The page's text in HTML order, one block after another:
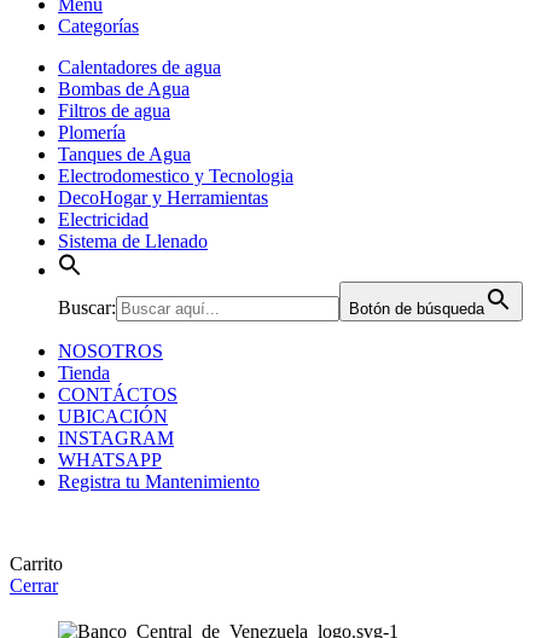
Menú
Categorías
Calentadores de agua
Bombas de Agua
Filtros de agua
Plomería
Tanques de Agua
Electrodomestico y Tecnologia
DecoHogar y Herramientas
Electricidad
Sistema de Llenado
Buscar: Botón de búsqueda
NOSOTROS
Tienda
CONTÁCTOS
UBICACIÓN
INSTAGRAM
WHATSAPP
Registra tu Mantenimiento
Carrito
Cerrar